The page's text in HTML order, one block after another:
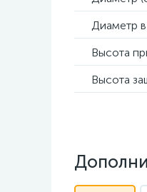
Диаметр
Высота
Высота